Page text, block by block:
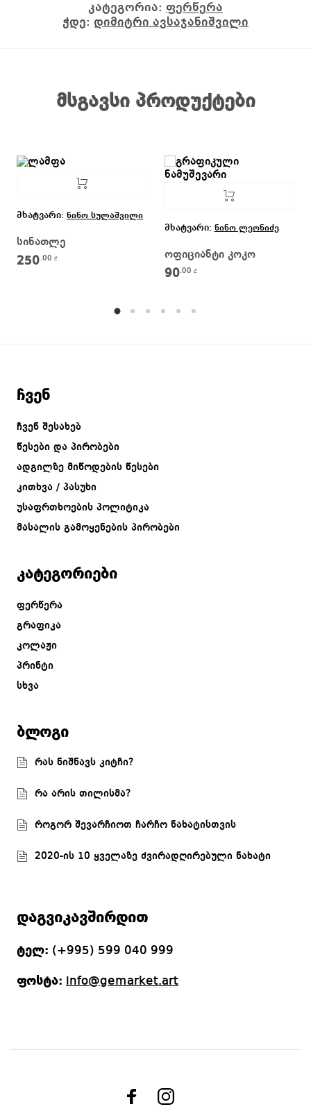
კატეგორია: ფერწერა
ჭდე: დიმიტრი ავსაჯანიშვილი
მსგავსი პროდუქტები
მხატვარი: ნინო სულაშვილი
სინათლე
250.00 ₾
მხატვარი: ნინო ლეონიძე
ოფიციანტი კოკო
90.00₾
ჩვენ
ჩვენ შესახებ
წესები და პირობები
ადგილზე მიწოდების წესები
კითხვა / პასუხი
უსაფრთხოების პოლიტიკა
მასალის გამოყენების პირობები
კატეგორიები
ფერწერა
გრაფიკა
კოლაჟი
პრინტი
სხვა
ბლოგი
რას ნიშნავს კიტჩი?
რა არის თილისმა?
როგორ შევარჩიოთ ჩარჩო ნახატისთვის
2020-ის 10 ყველაზე ძვირადღირებული ნახატი
დაგვიკავშირდით
ტელ: (+995) 599 040 999
ფოსტა: info@gemarket.art